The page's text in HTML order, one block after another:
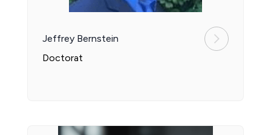
Jeffrey Bernstein
Doctorat